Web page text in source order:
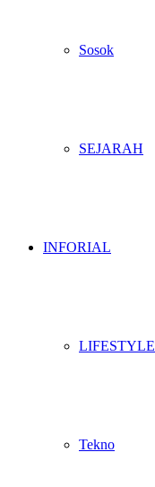
Sosok
SEJARAH
INFORIAL
LIFESTYLE
Tekno